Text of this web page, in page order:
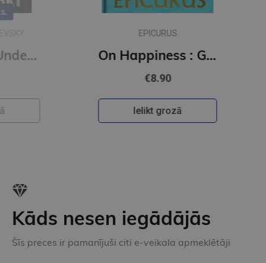
Notes from Underground : Gilded Pocket Edition (Arcturus Ornate Classics)
EPICURUS
On Happiness : Gilded Pocket Edition (Arcturus Ornate Classics)
€8.90
Ielikt grozā
Kāds nesen iegādājās
Šīs preces ir pamanījuši citi e-veikala apmeklētāji